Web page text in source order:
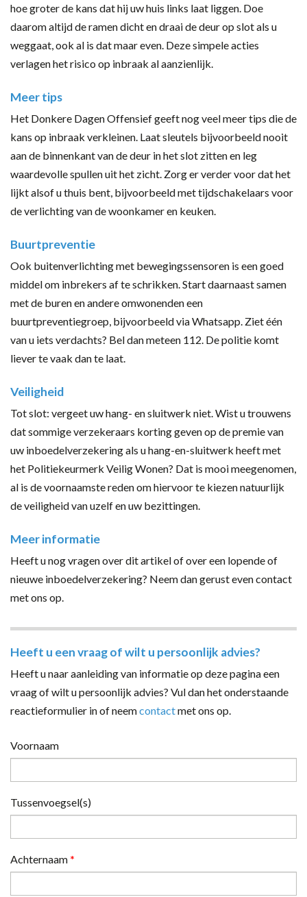
hoe groter de kans dat hij uw huis links laat liggen. Doe
daarom altijd de ramen dicht en draai de deur op slot als u
weggaat, ook al is dat maar even. Deze simpele acties
verlagen het risico op inbraak al aanzienlijk.
Meer tips
Het Donkere Dagen Offensief geeft nog veel meer tips die de
kans op inbraak verkleinen. Laat sleutels bijvoorbeeld nooit
aan de binnenkant van de deur in het slot zitten en leg
waardevolle spullen uit het zicht. Zorg er verder voor dat het
lijkt alsof u thuis bent, bijvoorbeeld met tijdschakelaars voor
de verlichting van de woonkamer en keuken.
Buurtpreventie
Ook buitenverlichting met bewegingssensoren is een goed
middel om inbrekers af te schrikken. Start daarnaast samen
met de buren en andere omwonenden een
buurtpreventiegroep, bijvoorbeeld via Whatsapp. Ziet één
van u iets verdachts? Bel dan meteen 112. De politie komt
liever te vaak dan te laat.
Veiligheid
Tot slot: vergeet uw hang- en sluitwerk niet. Wist u trouwens
dat sommige verzekeraars korting geven op de premie van
uw inboedelverzekering als u hang-en-sluitwerk heeft met
het Politiekeurmerk Veilig Wonen? Dat is mooi meegenomen,
al is de voornaamste reden om hiervoor te kiezen natuurlijk
de veiligheid van uzelf en uw bezittingen.
Meer informatie
Heeft u nog vragen over dit artikel of over een lopende of
nieuwe inboedelverzekering? Neem dan gerust even contact
met ons op.
Heeft u een vraag of wilt u persoonlijk advies?
Heeft u naar aanleiding van informatie op deze pagina een
vraag of wilt u persoonlijk advies? Vul dan het onderstaande
reactieformulier in of neemcontactmet ons op.
Voornaam
Tussenvoegsel(s)
Achternaam *